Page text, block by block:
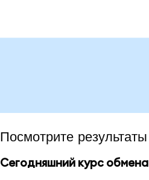
Посмотрите
Сегодняшний курс